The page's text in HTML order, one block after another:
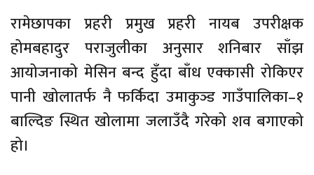
रामेछापका प्रहरी प्रमुख प्रहरी नायब उपरीक्षक
होमबहादुर पराजुलीका अनुसार शनिबार साँझ
आयोजनाको मेसिन बन्द हुँदा बाँध एक्कासी रोकिएर
पानी खोलातर्फ नै फर्किदा उमाकुञ्ड गाउँपालिका–१
बाल्दिङ स्थित खोलामा जलाउँदै गरेको शव बगाएको
हो।